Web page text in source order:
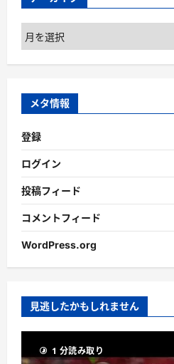
ア
ー
カ
ブ
メタ情報
登録
ログイン
投稿フィード
コメントフィード
WordPress.org
見逃したかもしれません
1 分読み取り